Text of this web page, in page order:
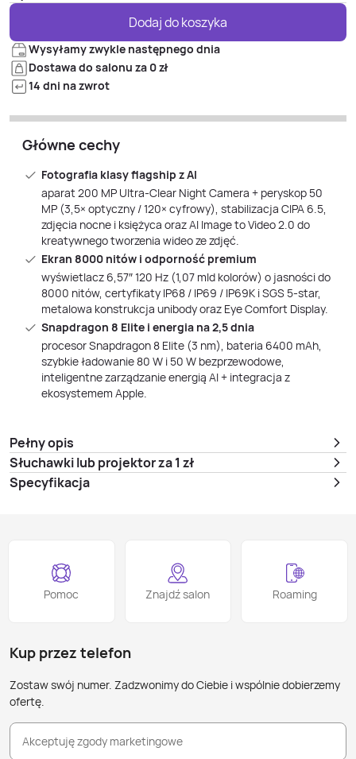
Dodaj do koszyka
Wysyłamy zwykle następnego dnia
Dostawa do salonu za 0 zł
14 dni na zwrot
Główne cechy
Fotografia klasy flagship z AI
aparat 200 MP Ultra‑Clear Night Camera + peryskop 50
MP (3,5× optyczny / 120× cyfrowy), stabilizacja CIPA 6.5,
zdjęcia nocne i księżyca oraz AI Image to Video 2.0 do
kreatywnego tworzenia wideo ze zdjęć.
Ekran 8000 nitów i odporność premium
wyświetlacz 6,57″ 120 Hz (1,07 mld kolorów) o jasności do
8000 nitów, certyfikaty IP68 / IP69 / IP69K i SGS 5‑star,
metalowa konstrukcja unibody oraz Eye Comfort Display.
Snapdragon 8 Elite i energia na 2,5 dnia
procesor Snapdragon 8 Elite (3 nm), bateria 6400 mAh,
szybkie ładowanie 80 W i 50 W bezprzewodowe,
inteligentne zarządzanie energią AI + integracja z
ekosystemem Apple.
Pełny opis
Słuchawki lub projektor za 1 zł
Specyfikacja
Pomoc Znajdź salon Roaming
Kup przez telefon
Zostaw swój numer. Zadzwonimy do Ciebie i wspólnie dobierzemy
ofertę.
Akceptuję zgody marketingowe